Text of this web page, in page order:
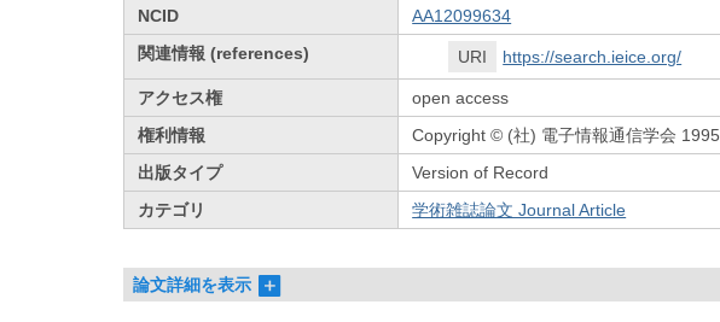
NCID
AA12099634
関連情報 (references)
URI https://search.ieice.org/
アクセス権
open access
権利情報
Copyright © (社) 電子情報通信学会 1995
出版タイプ
Version of Record
カテゴリ
学術雑誌論文 Journal Article
論文詳細を表示